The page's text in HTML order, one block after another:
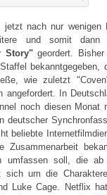
jetzt nach nur wenigen
und somit
Story"geordert. Bisher
bekanntgegeben,
wie zuletzt
angefordert. In
noch diesen Monat
deutscher
beliebte
Zusammenarbeit
umfassen soll, die
sich um die
Luke Cage. Netflix